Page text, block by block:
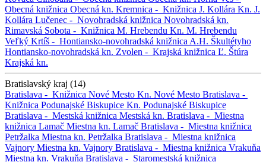
Obecná knižnica Obecná kn. Kremnica - Knižnica J. Kollára Kn. J.
Kollára Lučenec - Novohradská knižnica Novohradská kn.
Rimavská Sobota - Knižnica M. Hrebendu Kn. M. Hrebendu
Veľký Krtíš - Hontiansko-novohradská knižnica A.H. Škultétyho
Hontiansko-novohradská kn. Zvolen - Krajská knižnica Ľ. Štúra
Krajská kn.
Bratislavský kraj (14)
Bratislava - Knižnica Nové Mesto Kn. Nové Mesto Bratislava -
Knižnica Podunajské Biskupice Kn. Podunajské Biskupice
Bratislava - Mestská knižnica Mestská kn. Bratislava - Miestna
knižnica Lamač Miestna kn. Lamač Bratislava - Miestna knižnica
Petržalka Miestna kn. Petržalka Bratislava - Miestna knižnica
Vajnory Miestna kn. Vajnory Bratislava - Miestna knižnica Vrakuňa
Miestna kn. Vrakuňa Bratislava - Staromestská knižnica